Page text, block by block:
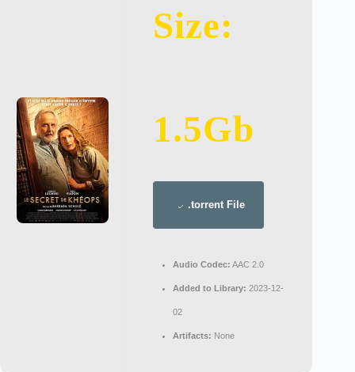
Size:
1.5Gb
.torrent File
Audio Codec: AAC 2.0
Added to Library: 2023-12-
02
Artifacts: None